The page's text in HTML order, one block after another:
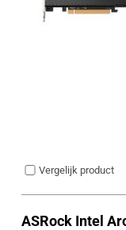
Vergelijk product
ASRock Intel